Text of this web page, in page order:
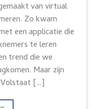
van virtual
Zo kwam
een applicatie die
te leren
trend die we
Maar zijn
Volstaat […]